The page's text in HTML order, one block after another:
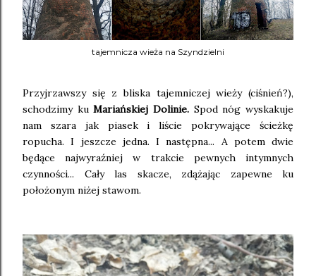
tajemnicza wieża na Szyndzielni
Przyjrzawszy się z bliska tajemniczej wieży (ciśnień?),
schodzimy kuMariańskiej Dolinie. Spod nóg wyskakuje
nam szara jak piasek i liście pokrywające ścieżkę
ropucha. I jeszcze jedna. I następna... A potem dwie
będące najwyraźniej w trakcie pewnych intymnych
czynności... Cały las skacze, zdążając zapewne ku
położonym niżej stawom.